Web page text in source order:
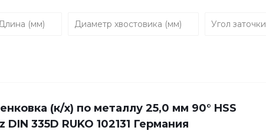
(мм) Диаметр хвостовика (мм) Угол заточки
(к/х) по металлу 25,0 мм 90° HSS
DIN 335D RUKO 102131 Германия